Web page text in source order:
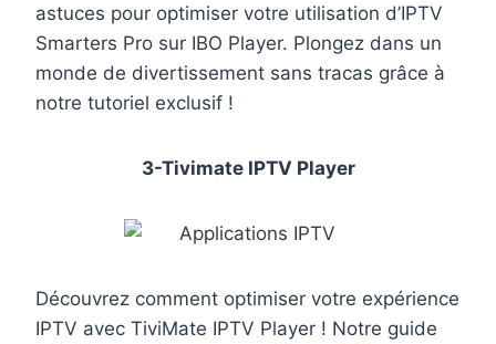
astuces pour optimiser votre utilisation d’IPTV
Smarters Pro sur IBO Player. Plongez dans un
monde de divertissement sans tracas grâce à
notre tutoriel exclusif !
3-Tivimate IPTV Player
Découvrez comment optimiser votre expérience
IPTV avec TiviMate IPTV Player ! Notre guide